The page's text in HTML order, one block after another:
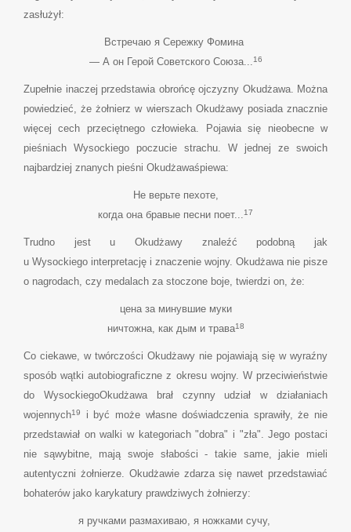
zasłużył:
Встречаю я Сережку Фомина
— А он Герой Советского Союза...16
Zupełnie inaczej przedstawia obrońcę ojczyzny Okudżawa. Można
powiedzieć, że żołnierz w wierszach Okudżawy posiada znacznie
więcej cech przeciętnego człowieka. Pojawia się nieobecne w
pieśniach Wysockiego poczucie strachu. W jednej ze swoich
najbardziej znanych pieśni Okudżawaśpiewa:
Не верьте пехоте,
когда она бравые песни поет...17
Trudno jest u Okudżawy znaleźć podobną jak
u Wysockiego interpretację i znaczenie wojny. Okudżawa nie pisze
o nagrodach, czy medalach za stoczone boje, twierdzi on, że:
цена за минувшие муки
ничтожна, как дым и трава18
Со ciekawe, w twórczości Okudżawy nie pojawiają się w wyraźny
sposób wątki autobiograficzne z okresu wojny. W przeciwieństwie
do WysockiegoOkudżawa brał czynny udział w działaniach
wojennych19
i być może własne doświadczenia sprawiły, że nie
przedstawiał on walki w kategoriach "dobra" i "zła". Jego postaci
nie sąwybitne, mają swoje słabości - takie same, jakie mieli
autentyczni żołnierze. Okudżawie zdarza się nawet przedstawiać
bohaterów jako karykatury prawdziwych żołnierzy:
я ручками размахиваю, я ножками сучу,